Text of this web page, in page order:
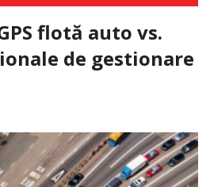
flotă auto vs.
de gestionare